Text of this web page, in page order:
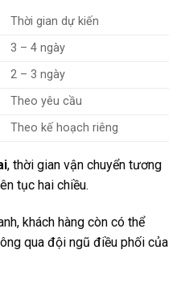
Thời gian dự kiến
3 – 4 ngày
2 – 3 ngày
Theo yêu cầu
Theo kế hoạch riêng
, thời gian vận chuyển tương
tục hai chiều.
khách hàng còn có thể
qua đội ngũ điều phối của